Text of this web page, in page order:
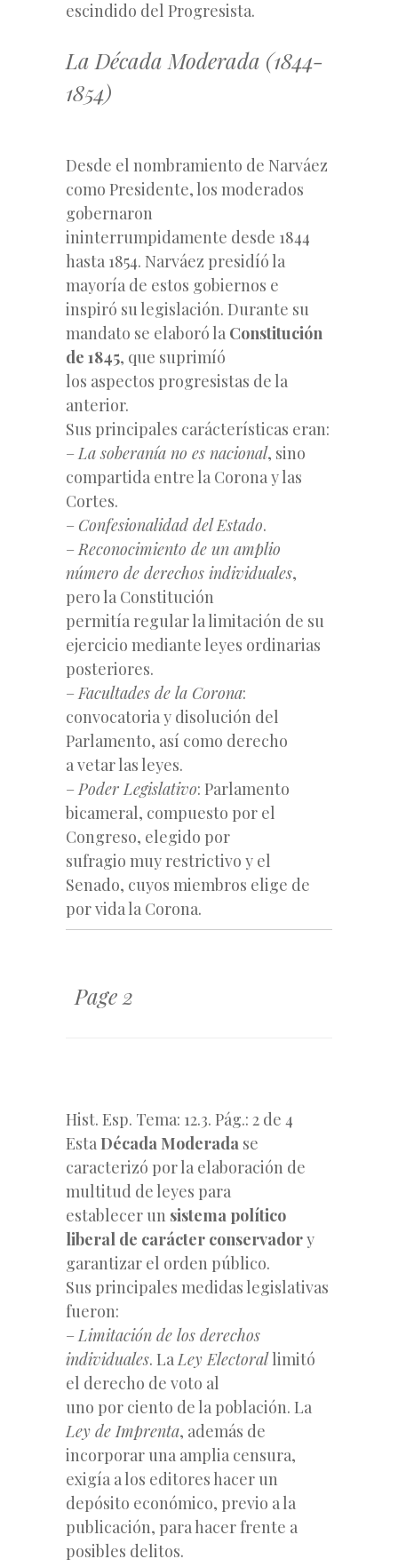
escindido del Progresista.
La Década Moderada (1844-
1854)
Desde el nombramiento de Narváez
como Presidente, los moderados
gobernaron
ininterrumpidamente desde 1844
hasta 1854. Narváez presidíó la
mayoría de estos gobiernos e
inspiró su legislación. Durante su
mandato se elaboró la Constitución
de 1845, que suprimíó
los aspectos progresistas de la
anterior.
Sus principales carácterísticas eran:
–La soberanía no es nacional, sino
compartida entre la Corona y las
Cortes.
– Confesionalidad del Estado.
–Reconocimiento de un amplio
número de derechos individuales,
pero la Constitución
permitía regular la limitación de su
ejercicio mediante leyes ordinarias
posteriores.
–Facultades de la Corona:
convocatoria y disolución del
Parlamento, así como derecho
a vetar las leyes.
–Poder Legislativo: Parlamento
bicameral, compuesto por el
Congreso, elegido por
sufragio muy restrictivo y el
Senado, cuyos miembros elige de
por vida la Corona.
Page 2
Hist. Esp. Tema: 12.3. Pág.: 2 de 4
Esta Década Moderada se
caracterizó por la elaboración de
multitud de leyes para
establecer un sistema político
liberal de carácter conservadory
garantizar el orden público.
Sus principales medidas legislativas
fueron:
–Limitación de los derechos
individuales. LaLey Electorallimitó
el derecho de voto al
uno por ciento de la población. La
Ley de Imprenta, además de
incorporar una amplia censura,
exigía a los editores hacer un
depósito económico, previo a la
publicación, para hacer frente a
posibles delitos.